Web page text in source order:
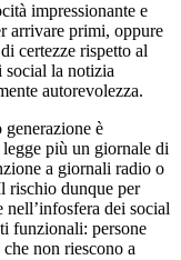
impressionante e
arrivare primi, oppure
certezze rispetto al
social la notizia
autorevolezza.
generazione è
legge più un giornale di
a giornali radio o
rischio dunque per
nell’infosfera dei social
funzionali: persone
non riescono a